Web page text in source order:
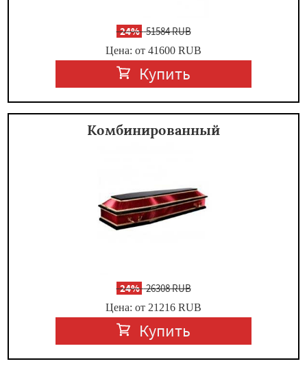
-24%51584 RUB
Цена: от 41600 RUB
Купить
Комбинированный
-24%26308 RUB
Цена: от 21216 RUB
Купить